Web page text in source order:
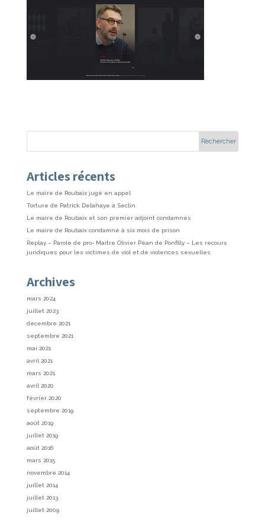
Articles récents
Le maire de Roubaix jugé en appel
Torture de Patrick Delahaye à Seclin
Le maire de Roubaix et son premier adjoint condamnés
Le maire de Roubaix condamné à six mois de prison
Replay – Parole de pro- Maitre Olivier Péan de Ponfilly – Les recours
juridiques pour les victimes de viol et de violences sexuelles
Archives
mars 2024
juillet 2023
décembre 2021
septembre 2021
mai 2021
avril 2021
mars 2021
avril 2020
février 2020
septembre 2019
août 2019
juillet 2019
août 2016
mars 2015
novembre 2014
juillet 2014
juillet 2013
juillet 2009